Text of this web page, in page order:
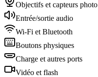
Objectifs et capteurs photo
Entrée/sortie audio
Wi-Fi et Bluetooth
Boutons physiques
Charge et autres ports
Vidéo et flash